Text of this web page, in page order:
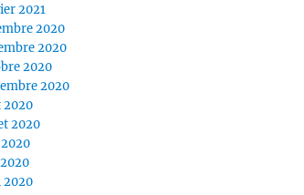
2021
2020
2020
2020
2020
2020
2020
2020